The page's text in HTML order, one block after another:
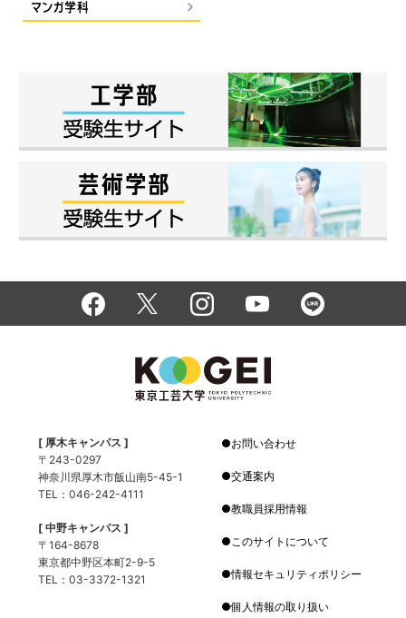
[ 厚木キャンパス ]
〒243-0297
神奈川県厚木市飯山南5-45-1
TEL：046-242-4111
[ 中野キャンパス ]
〒164-8678
東京都中野区本町2-9-5
TEL：03-3372-1321
お問い合わせ
交通案内
教職員採用情報
このサイトについて
情報セキュリティポリシー
個人情報の取り扱い